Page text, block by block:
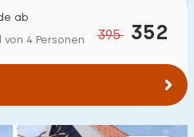
395 352
ab
4 Personen